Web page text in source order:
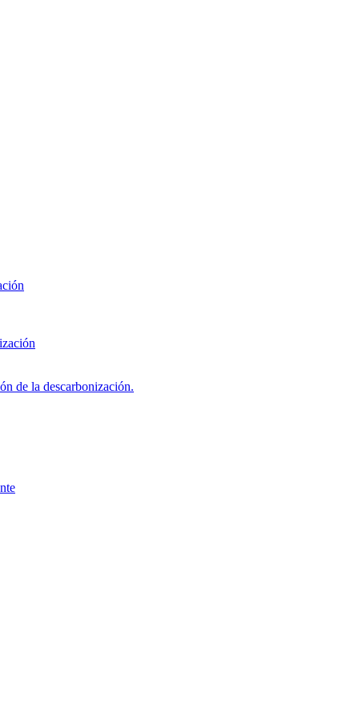
de la descarbonización.